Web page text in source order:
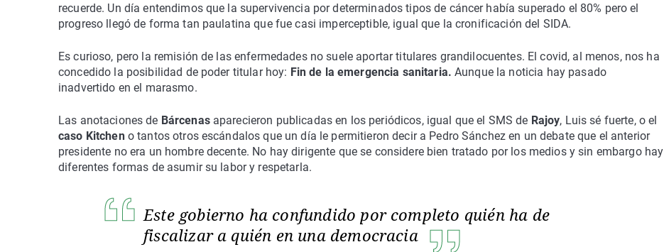
recuerde. Un día entendimos que la supervivencia por determinados tipos de cáncer había superado el 80% pero el
progreso llegó de forma tan paulatina que fue casi imperceptible, igual que la cronificación del SIDA.
Es curioso, pero la remisión de las enfermedades no suele aportar titulares grandilocuentes. El covid, al menos, nos ha
concedido la posibilidad de poder titular hoy: Fin de la emergencia sanitaria. Aunque la noticia hay pasado
inadvertido en el marasmo.
Las anotaciones de Bárcenasaparecieron publicadas en los periódicos, igual que el SMS de Rajoy, Luis sé fuerte, o el
caso Kitcheno tantos otros escándalos que un día le permitieron decir a Pedro Sánchez en un debate que el anterior
presidente no era un hombre decente. No hay dirigente que se considere bien tratado por los medios y sin embargo hay
diferentes formas de asumir su labor y respetarla.
Este gobierno ha confundido por completo quién ha de
fiscalizar a quién en una democracia